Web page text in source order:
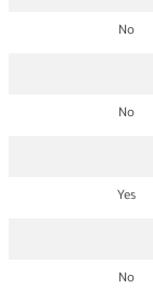
No
No
Yes
No